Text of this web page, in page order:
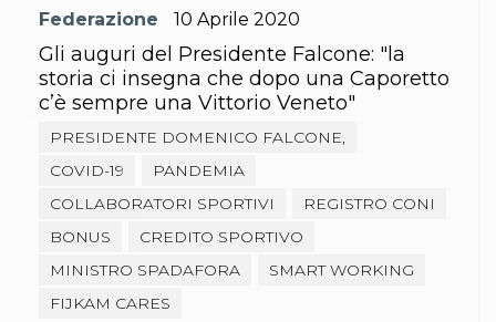
Abilitazioni
Sportello Fiscale
News
Modulistica
FAQ
Quesiti fiscali
Sostenibilità
Documenti
Federazione 10 Aprile 2020
Gli auguri del Presidente Falcone: "la
storia ci insegna che dopo una Caporetto
c’è sempre una Vittorio Veneto"
PRESIDENTE DOMENICO FALCONE,
COVID-19
PANDEMIA
COLLABORATORI SPORTIVI
REGISTRO CONI
BONUS
CREDITO SPORTIVO
MINISTRO SPADAFORA
SMART WORKING
FIJKAM CARES